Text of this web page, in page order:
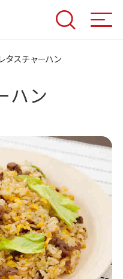
タスチャーハン
ハン